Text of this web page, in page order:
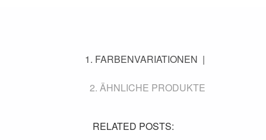
FARBENVARIATIONEN
ÄHNLICHE PRODUKTE
RELATED POSTS: